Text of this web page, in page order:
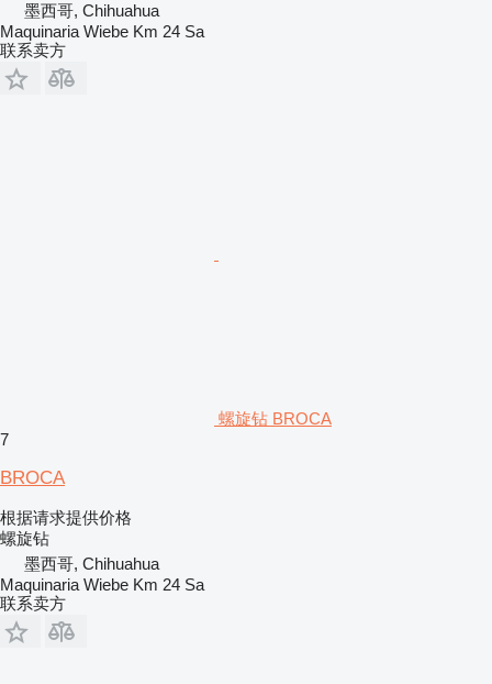
墨西哥, Chihuahua
Maquinaria Wiebe Km 24 Sa
联系卖方
螺旋钻 BROCA
7
BROCA
根据请求提供价格
螺旋钻
墨西哥, Chihuahua
Maquinaria Wiebe Km 24 Sa
联系卖方